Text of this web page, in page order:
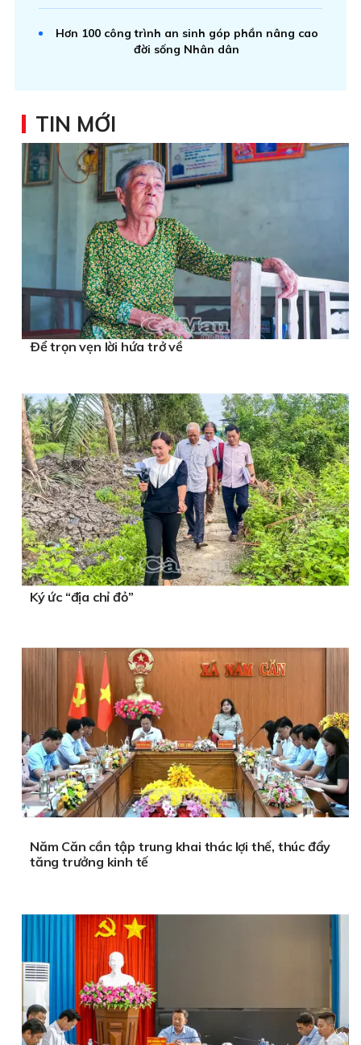
Hơn 100 công trình an sinh góp phần nâng cao
đời sống Nhân dân
TIN MỚI
Ðể trọn vẹn lời hứa trở về
Ký ức “địa chỉ đỏ”
Năm Căn cần tập trung khai thác lợi thế, thúc đẩy
tăng trưởng kinh tế